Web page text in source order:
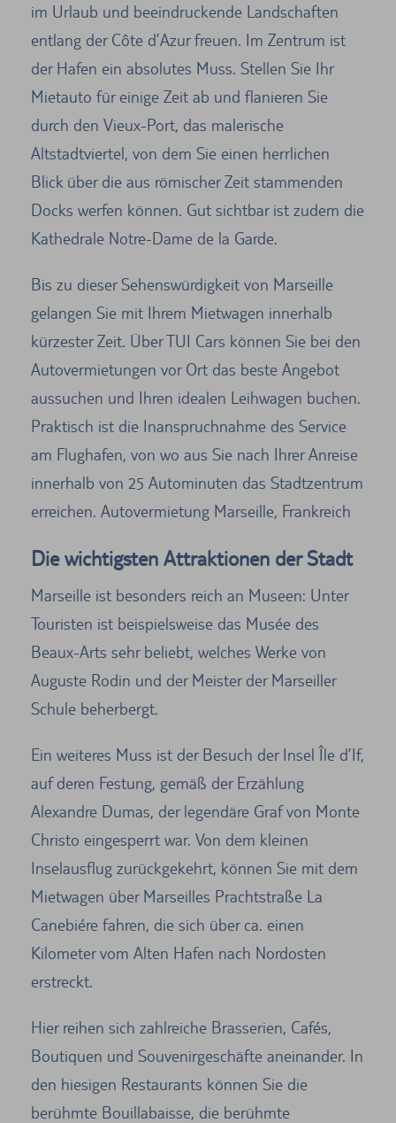
im Urlaub und beeindruckende Landschaften
entlang der Côte d’Azur freuen. Im Zentrum ist
der Hafen ein absolutes Muss. Stellen Sie Ihr
Mietauto für einige Zeit ab und flanieren Sie
durch den Vieux-Port, das malerische
Altstadtviertel, von dem Sie einen herrlichen
Blick über die aus römischer Zeit stammenden
Docks werfen können. Gut sichtbar ist zudem die
Kathedrale Notre-Dame de la Garde.
Bis zu dieser Sehenswürdigkeit von Marseille
gelangen Sie mit Ihrem Mietwagen innerhalb
kürzester Zeit. Über TUI Cars können Sie bei den
Autovermietungen vor Ort das beste Angebot
aussuchen und Ihren idealen Leihwagen buchen.
Praktisch ist die Inanspruchnahme des Service
am Flughafen, von wo aus Sie nach Ihrer Anreise
innerhalb von 25 Autominuten das Stadtzentrum
erreichen. Autovermietung Marseille, Frankreich
Die wichtigsten Attraktionen der Stadt
Marseille ist besonders reich an Museen: Unter
Touristen ist beispielsweise das Musée des
Beaux-Arts sehr beliebt, welches Werke von
Auguste Rodin und der Meister der Marseiller
Schule beherbergt.
Ein weiteres Muss ist der Besuch der Insel Île d’If,
auf deren Festung, gemäß der Erzählung
Alexandre Dumas, der legendäre Graf von Monte
Christo eingesperrt war. Von dem kleinen
Inselausflug zurückgekehrt, können Sie mit dem
Mietwagen über Marseilles Prachtstraße La
Canebiére fahren, die sich über ca. einen
Kilometer vom Alten Hafen nach Nordosten
erstreckt.
Hier reihen sich zahlreiche Brasserien, Cafés,
Boutiquen und Souvenirgeschäfte aneinander. In
den hiesigen Restaurants können Sie die
berühmte Bouillabaisse, die berühmte